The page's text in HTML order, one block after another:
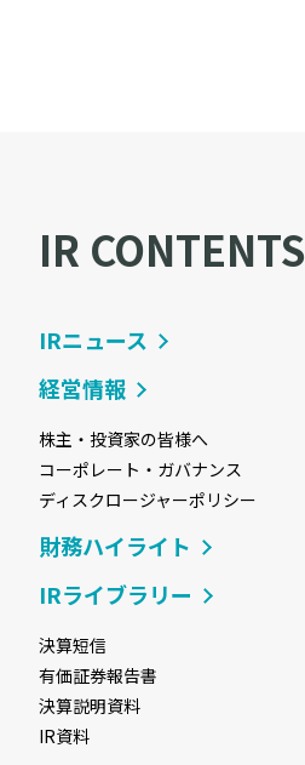
IR CONTENTS
IRニュース
経営情報
株主・投資家の皆様へ
コーポレート・ガバナンス
ディスクロージャーポリシー
財務ハイライト
IRライブラリー
決算短信
有価証券報告書
決算説明資料
IR資料